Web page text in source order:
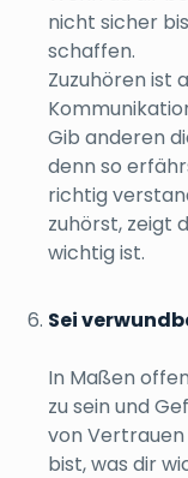
nicht sicher
schaffen.
Zuzuhören ist
Gib anderen
denn so
richtig
zuhörst, zeigt
wichtig ist.
Sei
In Maßen
zu sein und
von Vertrauen
bist, was dir